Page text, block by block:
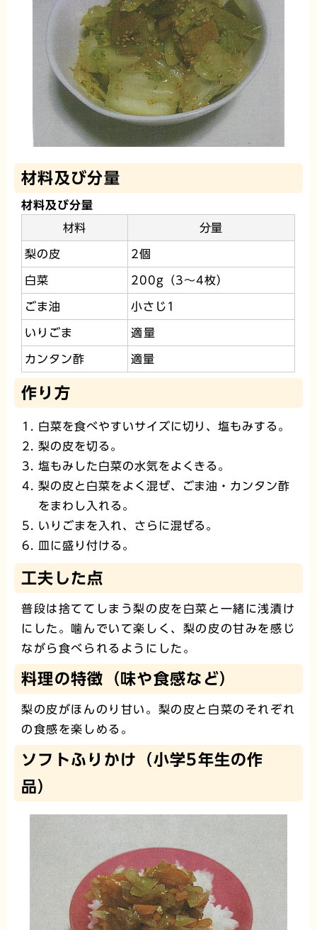
材料及び分量
材料及び分量
材料
分量
梨の皮 2個
白菜 200g（3～4枚）
ごま油 小さじ1
いりごま 適量
カンタン酢 適量
作り方
白菜を食べやすいサイズに切り、塩もみする。
梨の皮を切る。
塩もみした白菜の水気をよくきる。
梨の皮と白菜をよく混ぜ、ごま油・カンタン酢
をまわし入れる。
いりごまを入れ、さらに混ぜる。
皿に盛り付ける。
工夫した点
普段は捨ててしまう梨の皮を白菜と一緒に浅漬け
にした。噛んでいて楽しく、梨の皮の甘みを感じ
ながら食べられるようにした。
料理の特徴（味や食感など）
梨の皮がほんのり甘い。梨の皮と白菜のそれぞれ
の食感を楽しめる。
ソフトふりかけ（小学5年生の作
品）